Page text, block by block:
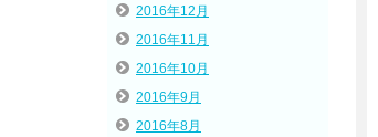
2016年12月
2016年11月
2016年10月
2016年9月
2016年8月